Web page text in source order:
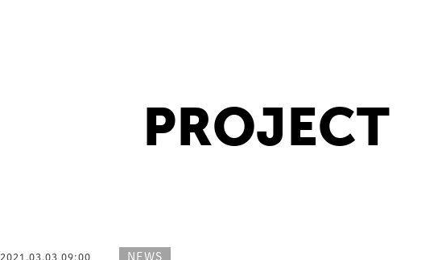
PROJECT
2021.03.03 09:00 NEWS